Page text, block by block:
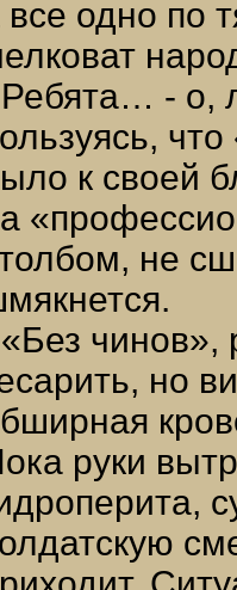
все одно по
- о,
к своей
не
чинов»,
но
руки